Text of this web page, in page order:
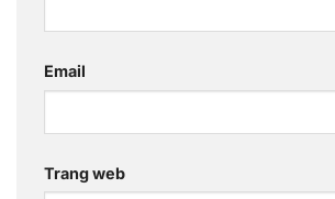
Email
Trang web